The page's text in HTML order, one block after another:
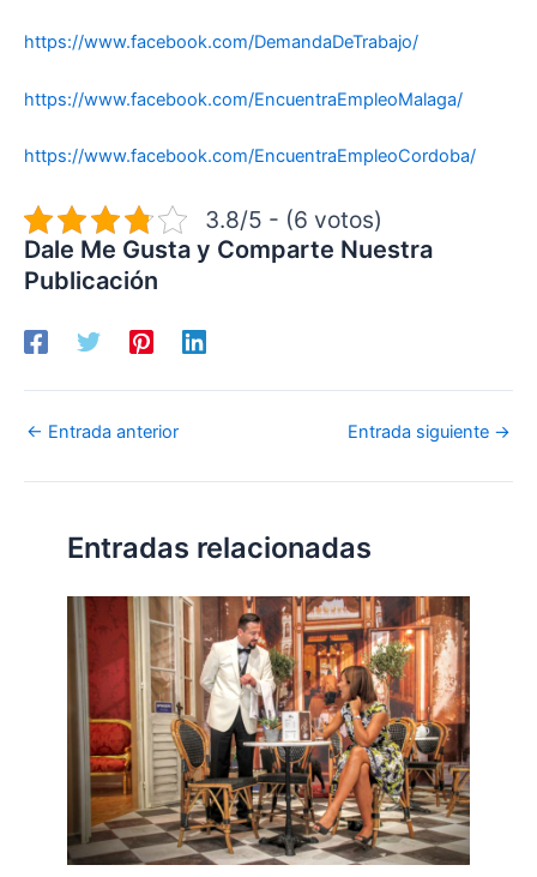
https://www.facebook.com/DemandaDeTrabajo/
https://www.facebook.com/EncuentraEmpleoMalaga/
https://www.facebook.com/EncuentraEmpleoCordoba/
3.8/5 - (6 votos)
Dale Me Gusta y Comparte Nuestra
Publicación
← Entrada anterior Entrada siguiente →
Entradas relacionadas